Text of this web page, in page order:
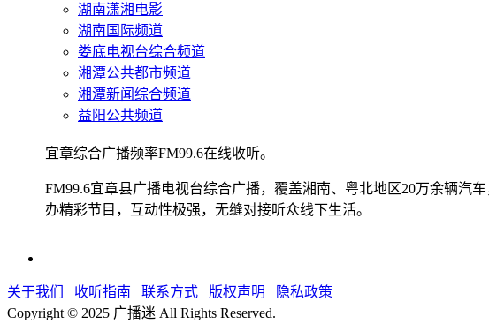
湖南潇湘电影
湖南国际频道
娄底电视台综合频道
湘潭公共都市频道
湘潭新闻综合频道
益阳公共频道
宜章综合广播频率FM99.6在线收听。
FM99.6宜章县广播电视台综合广播，覆盖湘南、粤北地区20万余辆汽
办精彩节目，互动性极强，无缝对接听众线下生活。
关于我们 收听指南 联系方式 版权声明
隐私政策
Copyright © 2025 广播迷 All Rights Reserved.